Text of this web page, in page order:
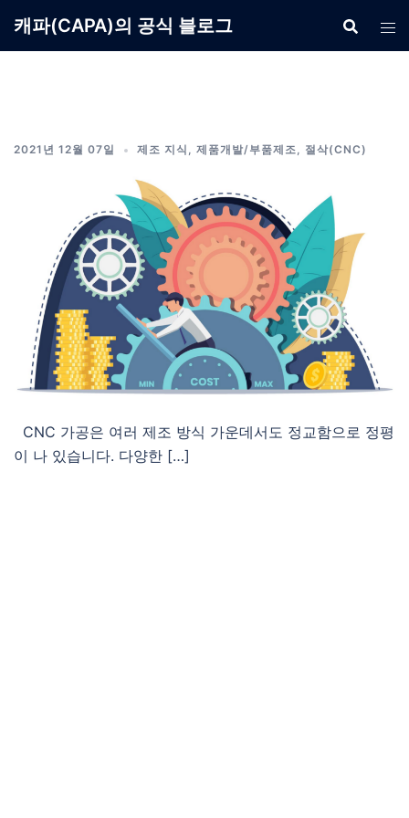
캐파(CAPA)의 공식 블로그
2021년 12월 07일 제조 지식 , 제품개발/부품제조, 절삭(CNC)
CNC 가공은 여러 제조 방식 가운데서도 정교함으로 정평
이 나 있습니다. 다양한 […]